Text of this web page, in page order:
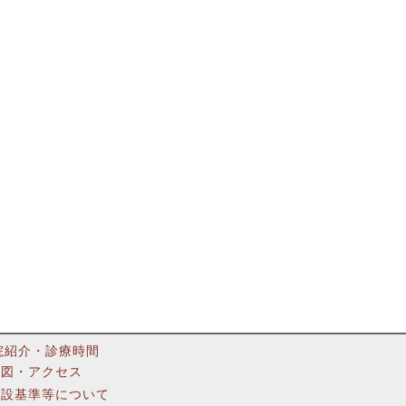
紹介・診療時間
・アクセス
基準等について